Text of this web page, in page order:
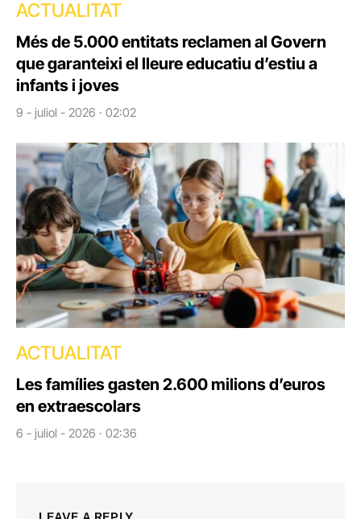
ACTUALITAT
Més de 5.000 entitats reclamen al Govern
que garanteixi el lleure educatiu d’estiu a
infants i joves
9 - juliol - 2026 · 02:02
ACTUALITAT
Les famílies gasten 2.600 milions d’euros
en extraescolars
6 - juliol - 2026 · 02:36